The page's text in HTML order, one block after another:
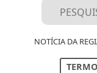
NOTÍCIA DA